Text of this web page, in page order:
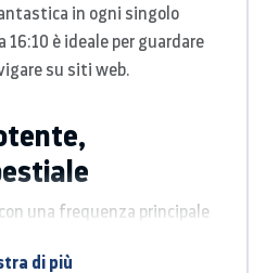
in ogni singolo
è ideale per guardare
su siti web.
una frequenza principale
Le dimensioni della
di più